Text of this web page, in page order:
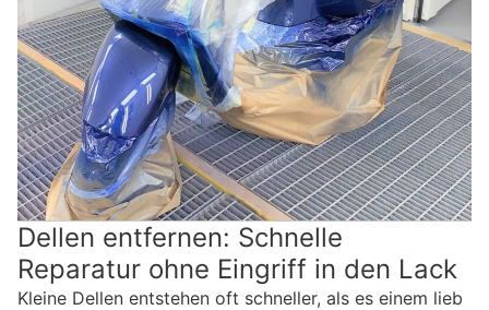
Dellen entfernen: Schnelle
Reparatur ohne Eingriff in den Lack
Kleine Dellen entstehen oft schneller, als es einem lieb